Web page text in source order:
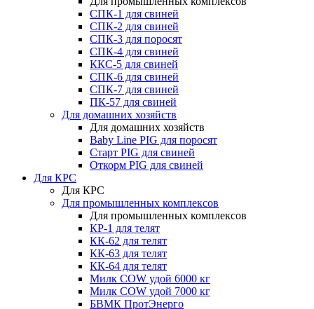
СПК-1 для свиней
СПК-2 для свиней
СПК-3 для поросят
СПК-4 для свиней
ККС-5 для свиней
СПК-6 для свиней
СПК-7 для свиней
ПК-57 для свиней
Для домашних хозяйств
Для домашних хозяйств
Baby Line PIG для поросят
Старт PIG для свиней
Откорм PIG для свиней
Для КРС
Для КРС
Для промышленных комплексов
Для промышленных комплексов
КР-1 для телят
КК-62 для телят
КК-63 для телят
КК-64 для телят
Милк COW удой 6000 кг
Милк COW удой 7000 кг
БВМК ПротЭнерго